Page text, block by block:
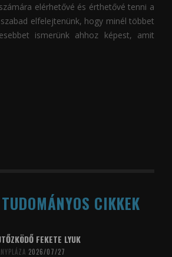
elérhetővé és érthetővé tenni a
elfelejtenünk, hogy minél többet
ismerünk ahhoz képest, amit
CIKKEK
FEKETE LYUK
2026/07/27